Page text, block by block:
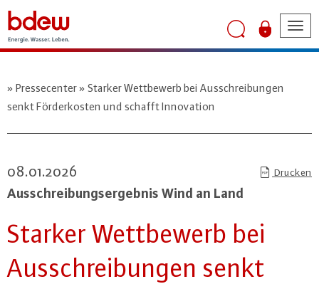
Pressecenter
Starker Wettbewerb bei Ausschreibungen
senkt Förderkosten und schafft Innovation
08.01.2026 Drucken
Aus­schrei­bungs­er­geb­nis Wind an Land
Starker Wett­be­werb bei
Aus­schrei­bun­gen senkt